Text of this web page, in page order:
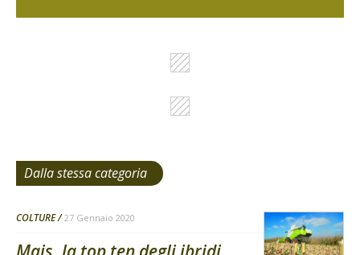
Dalla stessa categoria
COLTURE 27 Gennaio 2020